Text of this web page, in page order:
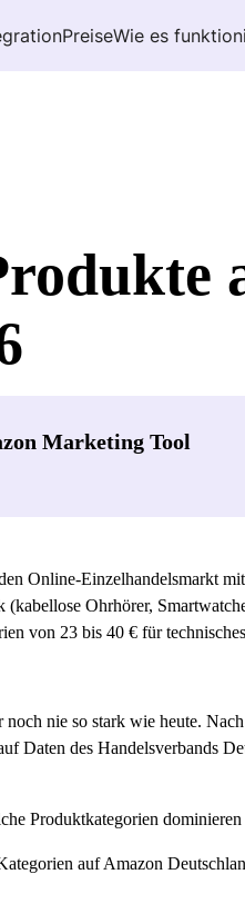
PreiseWie es
Marketing Tool
Online-Einzelhandelsmarkt
Ohrhörer,
von 23 bis 40 € für
nie so stark wie heute.
Daten des Handelsverbands
Produktkategorien
auf Amazon